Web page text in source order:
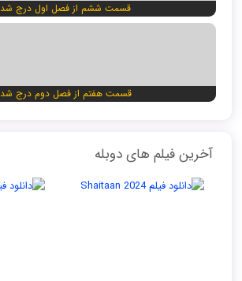
قسمت ششم از فصل اول درج شد
قسمت هفتم از فصل دوم درج شد
آخرین فیلم های دوبله